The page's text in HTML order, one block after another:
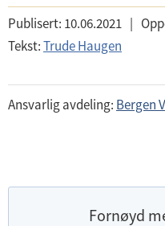
Publisert: 10.06.2021 |
Tekst:Trude Haugen
Ansvarlig avdeling: Bergen
Fornøyd